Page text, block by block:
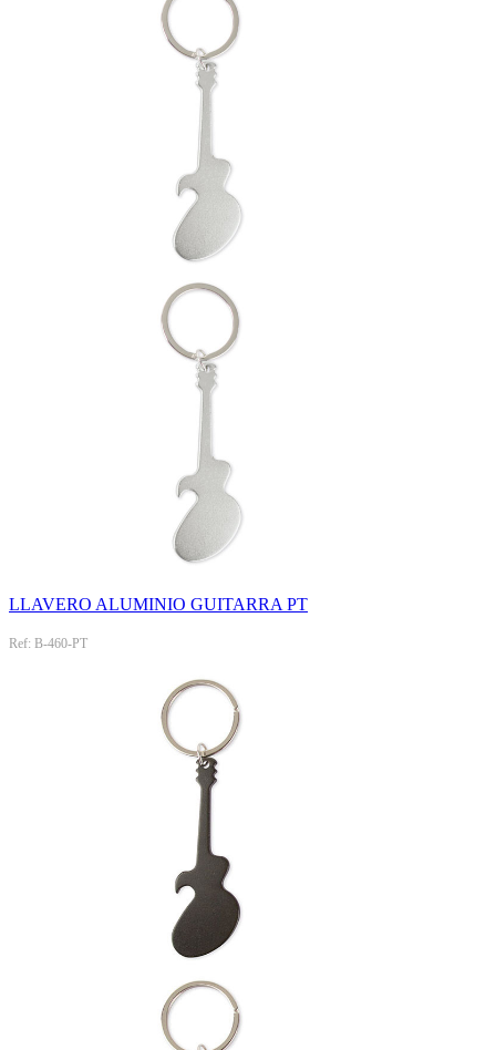
LLAVERO ALUMINIO GUITARRA PT
Ref: B-460-PT